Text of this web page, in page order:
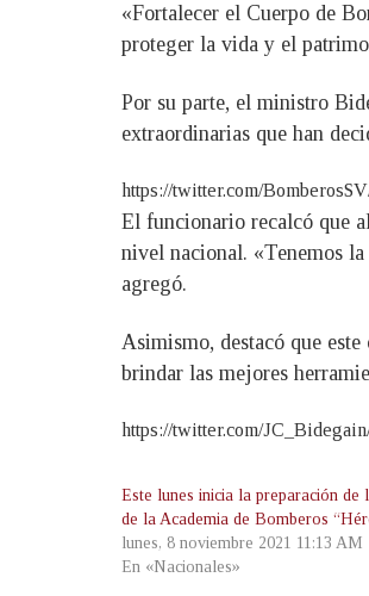
«Fortalecer el Cuerpo de
proteger la vida y el
Por su parte, el ministro
extraordinarias que han
https://twitter.com/
El funcionario recalcó que
nivel nacional. «Tenemos
agregó.
Asimismo, destacó que
brindar las mejores
https://twitter.com/
Este lunes inicia la preparación de
de la Academia de Bomberos
lunes, 8 noviembre 2021 11:13 AM
En «Nacionales»